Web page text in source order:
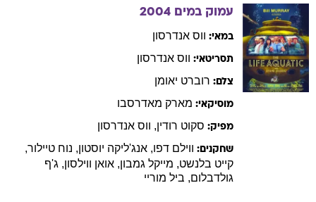
עמוק במים 2004
במאי: ווס אנדרסון
תסריטאי: ווס אנדרסון
צלם: רוברט יאומן
מוסיקאי: מארק מאדרסבו
מפיק: סקוט רודין, ווס אנדרסון
שחקנים: ווילם דפו, אנג'ליקה יוסטון, נוח טיילור,
קייט בלנשט, מייקל גמבון, אואן ווילסון, ג'ף
גולדבלום, ביל מוריי